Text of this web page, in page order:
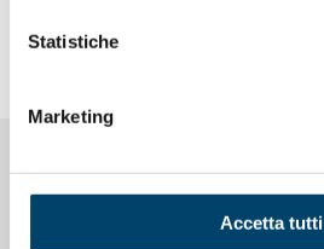
Statistiche
Marketing
Accetta tutti
NOTIZIE CORRELATE